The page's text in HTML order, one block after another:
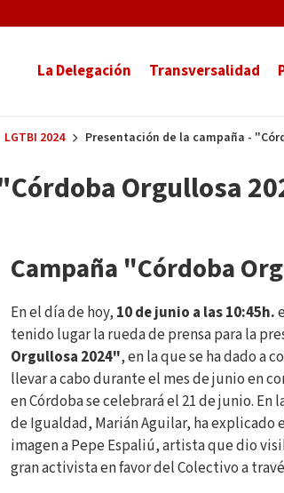
La Delegación Transversalidad
LGTBI 2024 Presentación de la campaña -
Orgullosa
Campaña "Córdoba
En el día de hoy, 10 de junio a las 10:45h.
tenido lugar la rueda de prensa para la
Orgullosa 2024", en la que se ha dado a
llevar a cabo durante el mes de junio en
en Córdoba se celebrará el 21 de junio.
de Igualdad, Marián Aguilar, ha
imagen a Pepe Espaliú, artista que dio
gran activista en favor del Colectivo a